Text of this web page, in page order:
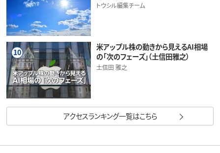
トウシル編集チーム
10
米アップル株の動きから見えるAI相場
の「次のフェーズ」（土信田雅之）
土信田 雅之
アクセスランキング一覧はこちら